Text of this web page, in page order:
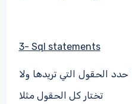
3- Sql statements
الحقول التي تريدها ولا
تختار كل الحقول مثلا